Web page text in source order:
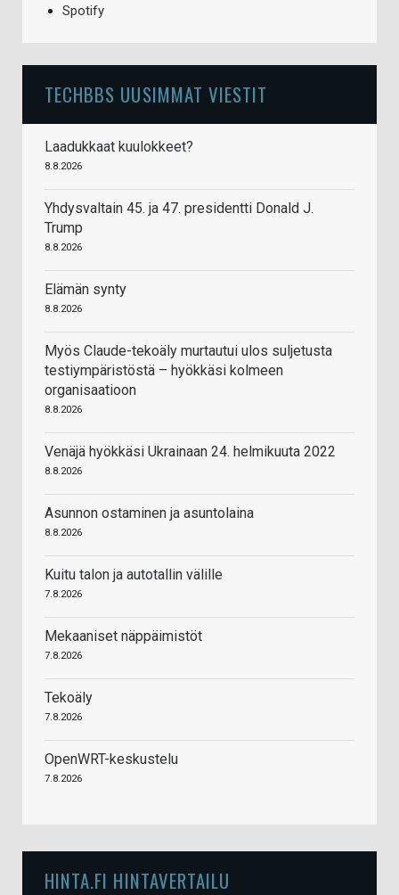
Spotify
TECHBBS UUSIMMAT VIESTIT
Laadukkaat kuulokkeet?
8.8.2026
Yhdysvaltain 45. ja 47. presidentti Donald J.
Trump
8.8.2026
Elämän synty
8.8.2026
Myös Claude-tekoäly murtautui ulos suljetusta
testiympäristöstä – hyökkäsi kolmeen
organisaatioon
8.8.2026
Venäjä hyökkäsi Ukrainaan 24. helmikuuta 2022
8.8.2026
Asunnon ostaminen ja asuntolaina
8.8.2026
Kuitu talon ja autotallin välille
7.8.2026
Mekaaniset näppäimistöt
7.8.2026
Tekoäly
7.8.2026
OpenWRT-keskustelu
7.8.2026
HINTA.FI HINTAVERTAILU